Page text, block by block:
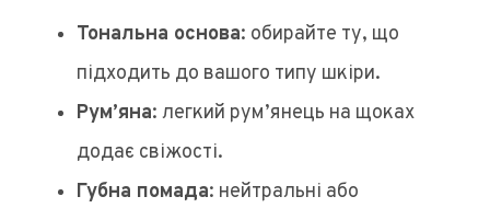
Тональна основа: обирайте ту, що
підходить до вашого типу шкіри.
Рум’яна: легкий рум’янець на щоках
додає свіжості.
Губна помада: нейтральні або